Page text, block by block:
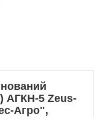
АГКН-5 Zeus-
Агро",